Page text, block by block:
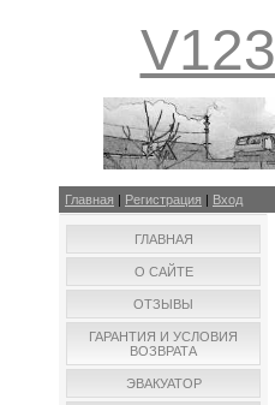
V123
Главная | Регистрация | Вход
ГЛАВНАЯ
О САЙТЕ
ОТЗЫВЫ
ГАРАНТИЯ И УСЛОВИЯ
ВОЗВРАТА
ЭВАКУАТОР